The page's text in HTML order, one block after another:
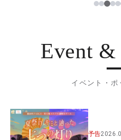
1234
Event &
イベント・ポ
予告